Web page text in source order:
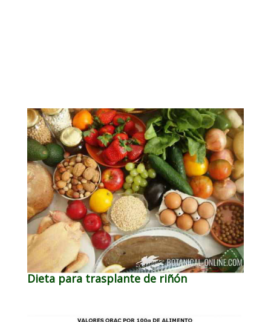
Dieta para trasplante de riñón